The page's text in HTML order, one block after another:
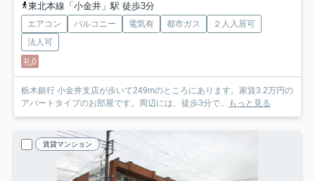
東北本線「小金井」駅 徒歩3分
エアコン バルコニー 電気有 都市ガス
２人入居可
法人可
礼0
栃木銀行 小金井支店が歩いて249mのところにあります。家賃3.2万円の
アパートタイプのお部屋です。周辺には、徒歩3分で... もっと見る
賃貸マンション